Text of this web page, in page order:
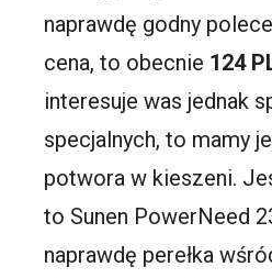
naprawdę godny
cena, to obecnie 124
interesuje was jednak
specjalnych, to mamy
potwora w kieszeni.
to Sunen PowerNeed
naprawdę perełka